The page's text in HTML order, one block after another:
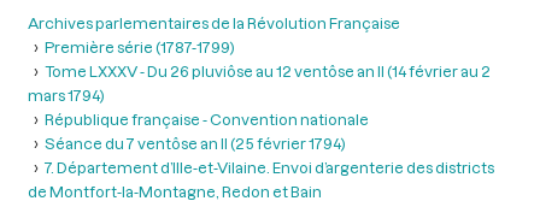
Archives parlementaires de la Révolution Française
Première série (1787-1799)
Tome LXXXV - Du 26 pluviôse au 12 ventôse an II (14 février au 2
mars 1794)
République française - Convention nationale
Séance du 7 ventôse an II (25 février 1794)
7. Département d’Ille-et-Vilaine. Envoi d’argenterie des districts
de Montfort-la-Montagne, Redon et Bain